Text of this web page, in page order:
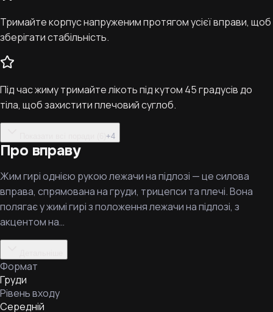
Тримайте корпус напруженим протягом усієї вправи, щоб
зберігати стабільність.
Під час жиму тримайте лікоть під кутом 45 градусів до
тіла, щоб захистити плечовий суглоб.
+4
Про вправу
Жим гирі однією рукою лежачи на підлозі — це силова
вправа, спрямована на груди, трицепси та плечі. Вона
полягає у жимі гирі з положення лежачи на підлозі, з
акцентом на…
Формат
Груди
Рівень входу
Середній